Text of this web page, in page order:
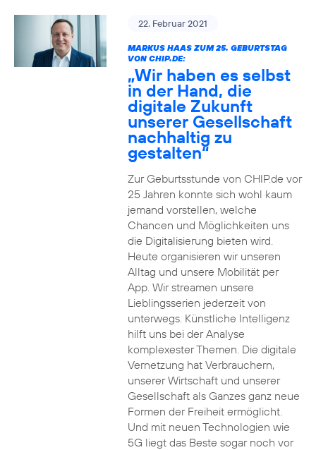
22. Februar 2021
MARKUS HAAS ZUM 25. GEBURTSTAG
VON CHIP.DE:
„Wir haben es selbst
in der Hand, die
digitale Zukunft
unserer Gesellschaft
nachhaltig zu
gestalten“
Zur Geburtsstunde von CHIP.de vor
25 Jahren konnte sich wohl kaum
jemand vorstellen, welche
Chancen und Möglichkeiten uns
die Digitalisierung bieten wird.
Heute organisieren wir unseren
Alltag und unsere Mobilität per
App. Wir streamen unsere
Lieblingsserien jederzeit von
unterwegs. Künstliche Intelligenz
hilft uns bei der Analyse
komplexester Themen. Die digitale
Vernetzung hat Verbrauchern,
unserer Wirtschaft und unserer
Gesellschaft als Ganzes ganz neue
Formen der Freiheit ermöglicht.
Und mit neuen Technologien wie
5G liegt das Beste sogar noch vor